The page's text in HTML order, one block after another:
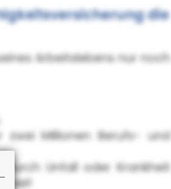
die
Arbeitslebens nur noch
Millionen Berufs- und
Unfall oder Krankheit